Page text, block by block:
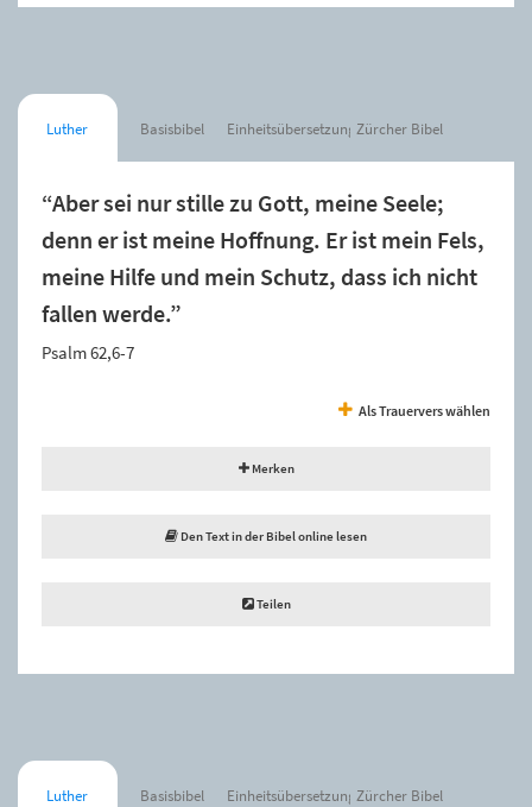
Luther Basisbibel Einheitsübersetzung Zürcher Bibel
“Aber sei nur stille zu Gott, meine Seele;
denn er ist meine Hoffnung. Er ist mein Fels,
meine Hilfe und mein Schutz, dass ich nicht
fallen werde.”
Psalm 62,6-7
Als Trauervers wählen
Merken
Den Text in der Bibel online lesen
Teilen
Luther Basisbibel Einheitsübersetzung Zürcher Bibel